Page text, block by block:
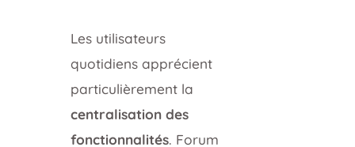
Les utilisateurs
quotidiens apprécient
particulièrement la
centralisation des
fonctionnalités. Forum